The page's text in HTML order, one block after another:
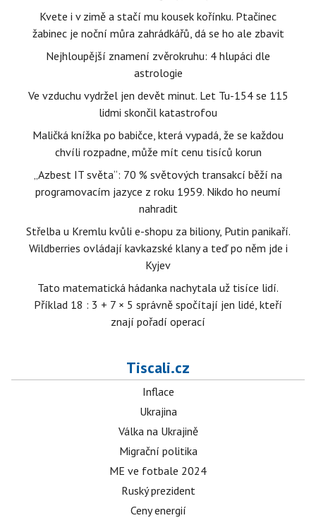
Kvete i v zimě a stačí mu kousek kořínku. Ptačinec
žabinec je noční můra zahrádkářů, dá se ho ale zbavit
Nejhloupější znamení zvěrokruhu: 4 hlupáci dle
astrologie
Ve vzduchu vydržel jen devět minut. Let Tu-154 se 115
lidmi skončil katastrofou
Maličká knížka po babičce, která vypadá, že se každou
chvíli rozpadne, může mít cenu tisíců korun
„Azbest IT světa“: 70 % světových transakcí běží na
programovacím jazyce z roku 1959. Nikdo ho neumí
nahradit
Střelba u Kremlu kvůli e-shopu za biliony, Putin panikaří.
Wildberries ovládají kavkazské klany a teď po něm jde i
Kyjev
Tato matematická hádanka nachytala už tisíce lidí.
Příklad 18 : 3 + 7 × 5 správně spočítají jen lidé, kteří
znají pořadí operací
Tiscali.cz
Inflace
Ukrajina
Válka na Ukrajině
Migrační politika
ME ve fotbale 2024
Ruský prezident
Ceny energií